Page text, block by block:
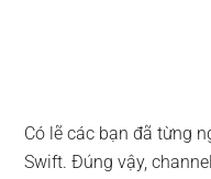
Có lẽ các bạn đã từng
Swift. Đúng vậy,